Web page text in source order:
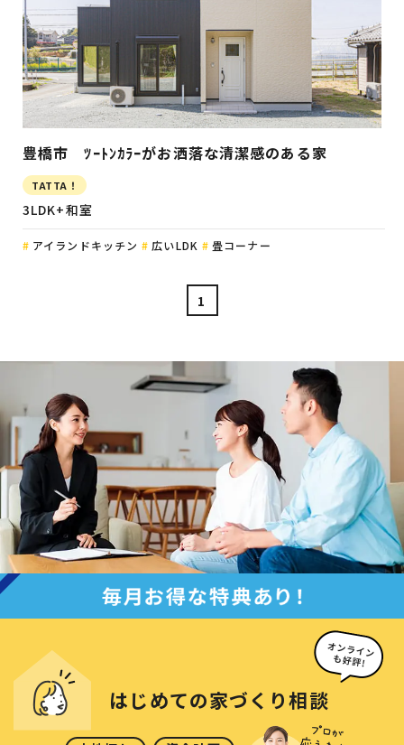
豊橋市 ﾂｰﾄﾝｶﾗｰがお洒落な清潔感のある家
TATTA！
3LDK+和室
アイランドキッチン 広いLDK 畳コーナー
1
はじめての家づくり相談